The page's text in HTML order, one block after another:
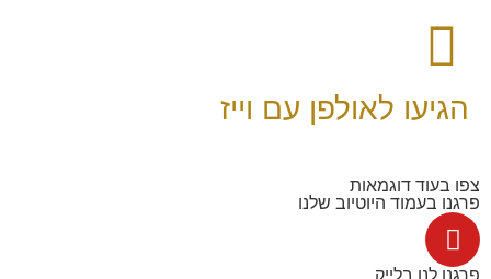
הגיעו לאולפן עם וייז
צפו בעוד דוגמאות
פרגנו בעמוד היוטיוב שלנו